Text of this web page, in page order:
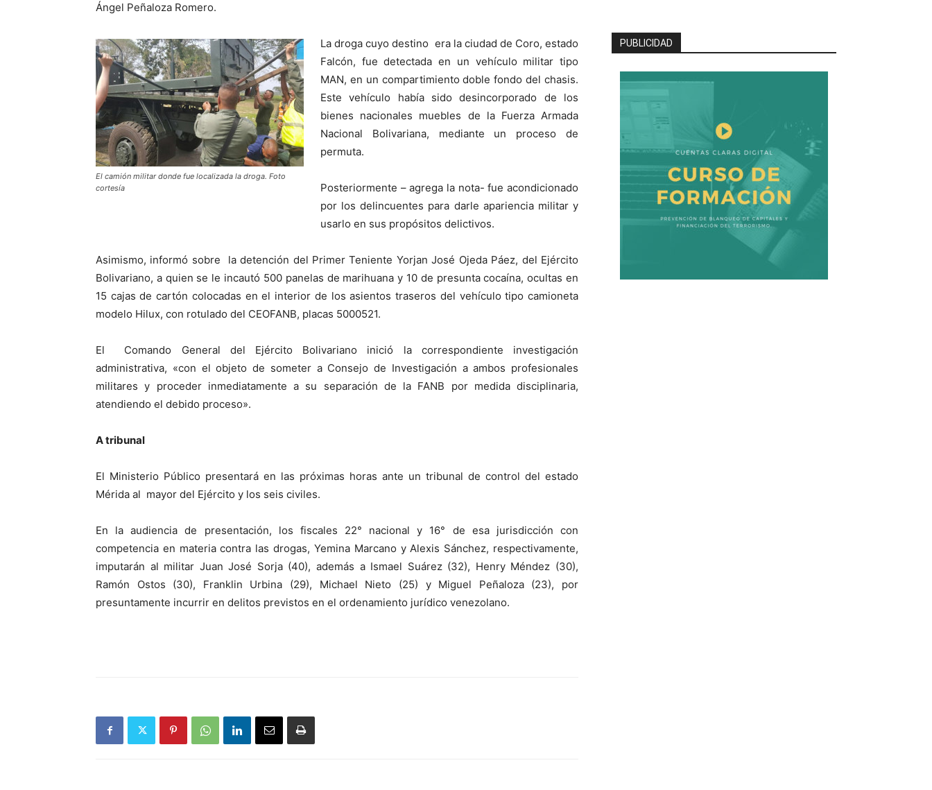
Ángel Peñaloza Romero.
El camión militar donde fue localizada la droga. Foto
cortesía
La droga cuyo destino era la ciudad de Coro, estado
Falcón, fue detectada en un vehículo militar tipo
MAN, en un compartimiento doble fondo del chasis.
Este vehículo había sido desincorporado de los
bienes nacionales muebles de la Fuerza Armada
Nacional Bolivariana, mediante un proceso de
permuta.
Posteriormente – agrega la nota- fue acondicionado
por los delincuentes para darle apariencia militar y
usarlo en sus propósitos delictivos.
Asimismo, informó sobre la detención del Primer Teniente Yorjan José Ojeda Páez, del Ejército
Bolivariano, a quien se le incautó 500 panelas de marihuana y 10 de presunta cocaína, ocultas en
15 cajas de cartón colocadas en el interior de los asientos traseros del vehículo tipo camioneta
modelo Hilux, con rotulado del CEOFANB, placas 5000521.
El Comando General del Ejército Bolivariano inició la correspondiente investigación
administrativa, «con el objeto de someter a Consejo de Investigación a ambos profesionales
militares y proceder inmediatamente a su separación de la FANB por medida disciplinaria,
atendiendo el debido proceso».
A tribunal
El Ministerio Público presentará en las próximas horas ante un tribunal de control del estado
Mérida al mayor del Ejército y los seis civiles.
En la audiencia de presentación, los fiscales 22° nacional y 16° de esa jurisdicción con
competencia en materia contra las drogas, Yemina Marcano y Alexis Sánchez, respectivamente,
imputarán al militar Juan José Sorja (40), además a Ismael Suárez (32), Henry Méndez (30),
Ramón Ostos (30), Franklin Urbina (29), Michael Nieto (25) y Miguel Peñaloza (23), por
presuntamente incurrir en delitos previstos en el ordenamiento jurídico venezolano.
PUBLICIDAD